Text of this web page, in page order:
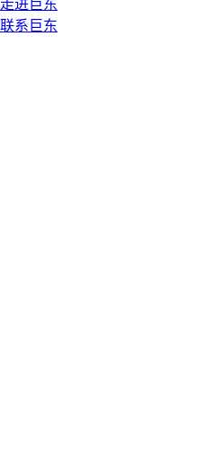
走进巨东
联系巨东